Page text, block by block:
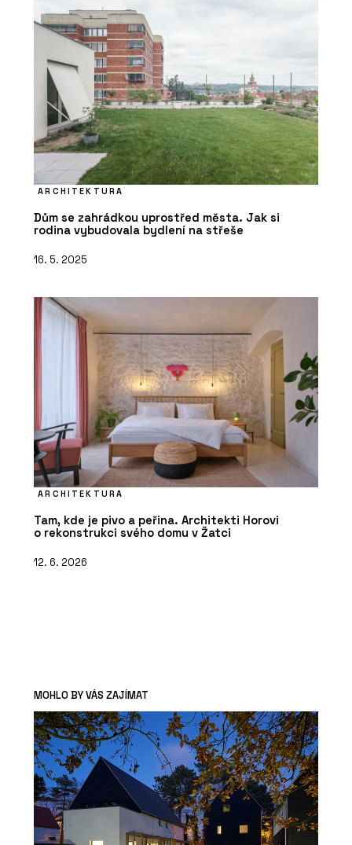
ARCHITEKTURA
Dům se zahrádkou uprostřed města. Jak si
rodina vybudovala bydlení na střeše
16. 5. 2025
ARCHITEKTURA
Tam, kde je pivo a peřina. Architekti Horovi
o rekonstrukci svého domu v Žatci
12. 6. 2026
MOHLO BY VÁS ZAJÍMAT